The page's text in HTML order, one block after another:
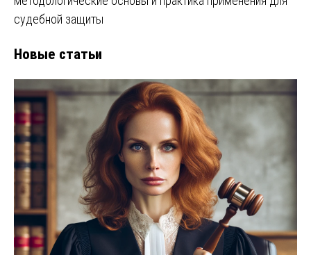
судебной защиты
Новые статьи